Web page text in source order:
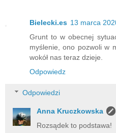
Bielecki.es 13 marca
Grunt to w obecnej
myślenie, ono pozwoli w
wokół nas teraz dzieje.
Odpowiedz
Odpowiedzi
Anna Kruczkowska
Rozsądek to podstawa!